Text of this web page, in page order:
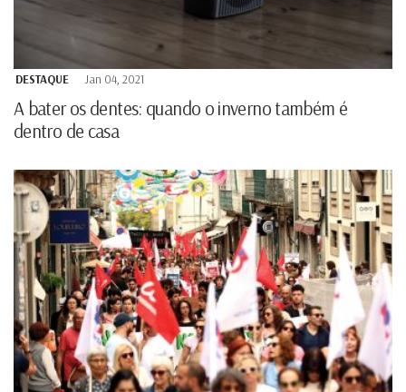
DESTAQUE Jan 04, 2021
A bater os dentes: quando o inverno também é
dentro de casa